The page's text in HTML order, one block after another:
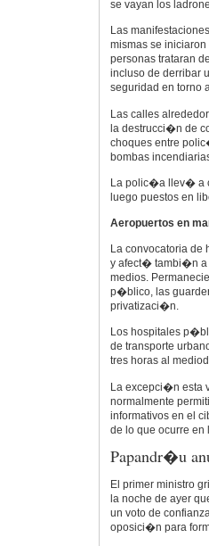
se vayan los
Las
mismas se
personas trataran
incluso de derribar
seguridad en torno
Las calles
la destrucci�n de
choques entre
bombas
La polic�a llev� a
luego puestos en
Aeropuertos en
La convocatoria
y afect� tambi�n a
medios.
p�blico, las
privatizaci�n.
Los hospitales
de transporte
tres horas al
La excepci�n esta
normalmente
informativos en el
de lo que ocurre en
Papandr�u
El primer ministro
la noche de ayer
un voto de
oposici�n para